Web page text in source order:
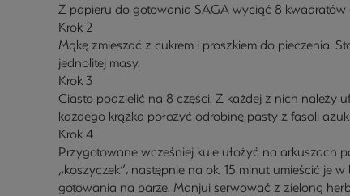
Z papieru do gotowania SAGA wyciąć 8 kwadratów
Krok 2
Mąkę zmieszać z cukrem i proszkiem do pieczenia.
jednolitej masy.
Krok 3
Ciasto podzielić na 8 części. Z każdej z nich należy
każdego krążka położyć odrobinę pasty z fasoli
Krok 4
Przygotowane wcześniej kule ułożyć na arkuszach
„koszyczek”, następnie na ok. 15 minut umieścić je
gotowania na parze. Manjui serwować z zieloną